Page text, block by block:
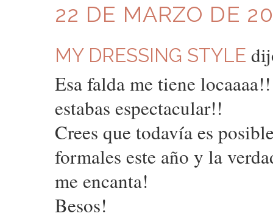
22 DE MARZO DE
MY DRESSING STYLE
Esa falda me tiene
estabas espectacular!!
Crees que todavía es
formales este año y la
me encanta!
Besos!